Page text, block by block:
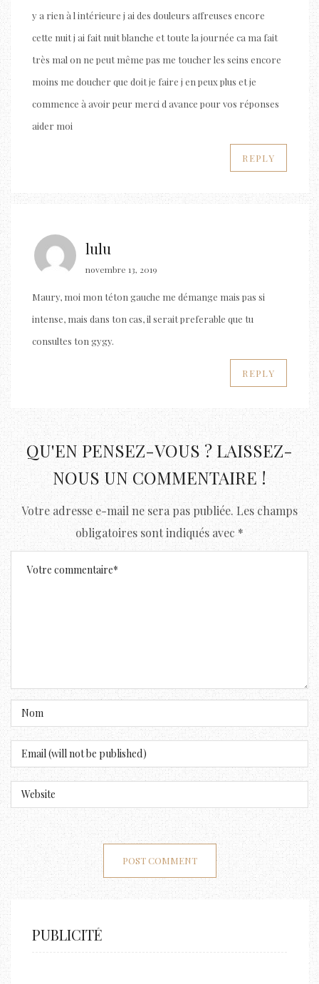
y a rien à l intérieure j ai des douleurs affreuses encore
cette nuit j ai fait nuit blanche et toute la journée ca ma fait
très mal on ne peut même pas me toucher les seins encore
moins me doucher que doit je faire j en peux plus et je
commence à avoir peur merci d avance pour vos réponses
aider moi
REPLY
lulu
novembre 13, 2019
Maury, moi mon téton gauche me démange mais pas si
intense, mais dans ton cas, il serait preferable que tu
consultes ton gygy.
REPLY
QU'EN PENSEZ-VOUS ? LAISSEZ-
NOUS UN COMMENTAIRE !
Votre adresse e-mail ne sera pas publiée. Les champs
obligatoires sont indiqués avec*
PUBLICITÉ